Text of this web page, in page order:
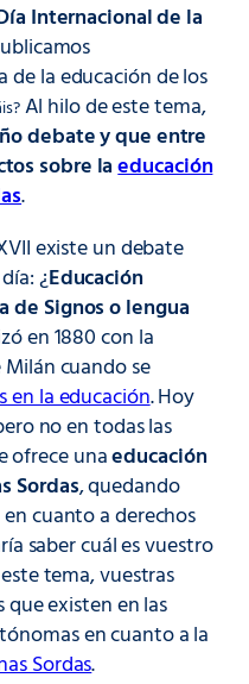
Internacional de la
la educación de los
Al hilo de este tema,
debate y que entre
sobre laeducación
.
existe un debate
¿Educación
de Signos o lengua
en 1880 con la
cuando se
en la educación. Hoy
no en todas las
ofrece unaeducación
Sordas, quedando
cuanto a derechos
saber cuál es vuestro
tema, vuestras
que existen en las
en cuanto a la
Sordas.